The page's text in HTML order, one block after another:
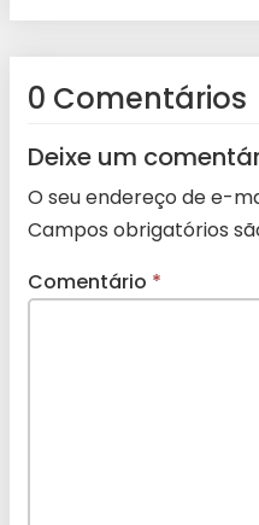
0 Comentários
Deixe um
O seu endereço de e-
Campos obrigatórios
Comentário *